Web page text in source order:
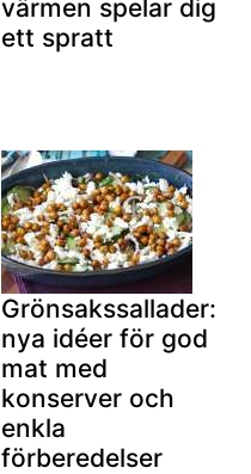
värmen spelar dig
ett spratt
Grönsakssallader:
nya idéer för god
mat med
konserver och
enkla
förberedelser